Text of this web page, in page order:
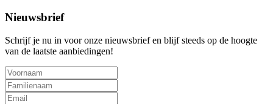
Nieuwsbrief
Schrijf je nu in voor onze nieuwsbrief en blijf steeds op de hoogte
van de laatste aanbiedingen!